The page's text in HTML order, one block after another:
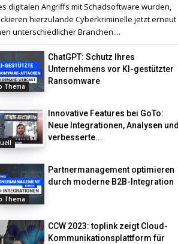
digitalen Angriffs mit Schadsoftware wurden,
hierzulande Cyberkriminelle jetzt erneut
unterschiedlicher Branchen....
Thema
ChatGPT: Schutz Ihres
Unternehmens vor KI-gestützter
Ransomware
Innovative Features bei GoTo:
Neue Integrationen, Analysen und
verbesserte...
Thema
Partnermanagement optimieren
durch moderne B2B-Integration
CCW 2023: toplink zeigt Cloud-
Kommunikationsplattform für